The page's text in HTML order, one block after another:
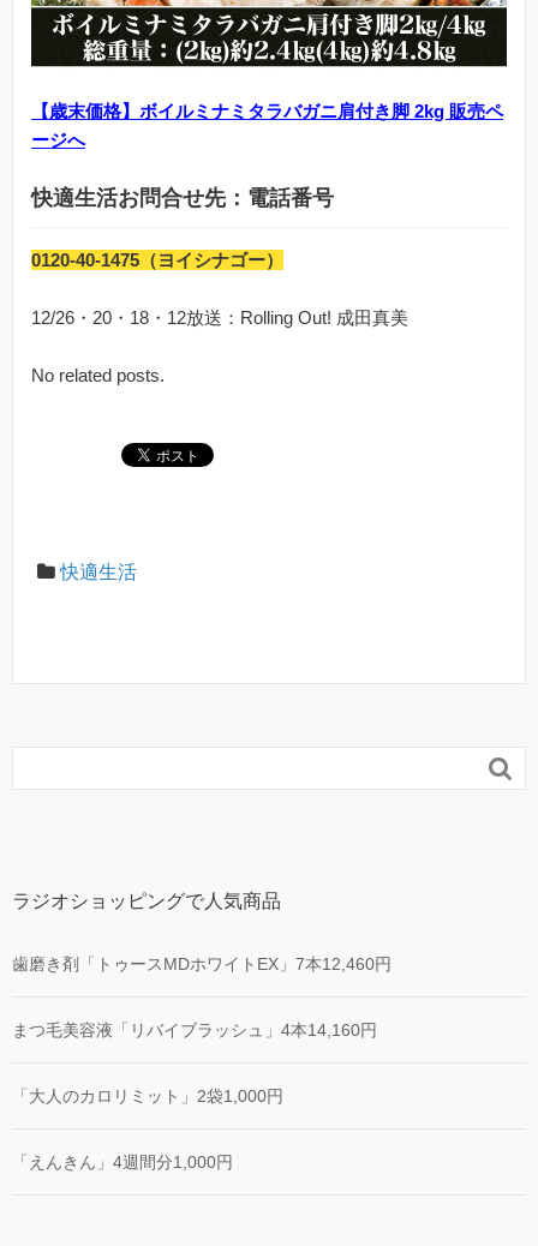
【歳末価格】ボイルミナミタラバガニ肩付き脚 2kg 販売ペ
ージへ
快適生活お問合せ先：電話番号
0120-40-1475（ヨイシナゴー）
12/26・20・18・12放送：Rolling Out! 成田真美
No related posts.
快適生活

ラジオショッピングで人気商品
歯磨き剤「トゥースMDホワイトEX」7本12,460円
まつ毛美容液「リバイブラッシュ」4本14,160円
「大人のカロリミット」2袋1,000円
「えんきん」4週間分1,000円